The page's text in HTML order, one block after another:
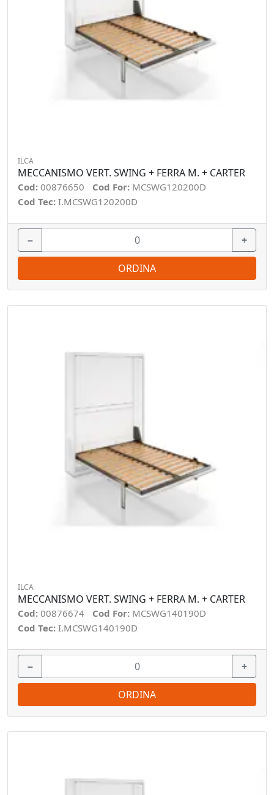
ILCA
MECCANISMO VERT. SWING + FERRA M. + CARTER
Cod: 00876650 Cod For: MCSWG120200D
Cod Tec: I.MCSWG120200D
− +
ORDINA
ILCA
MECCANISMO VERT. SWING + FERRA M. + CARTER
Cod: 00876674 Cod For: MCSWG140190D
Cod Tec: I.MCSWG140190D
− +
ORDINA